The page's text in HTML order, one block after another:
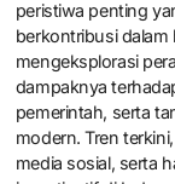
Selalu verifikasi
untuk menjaga
risiko. Memahami
Terakhir, terus
workshop.
Jurnalisme